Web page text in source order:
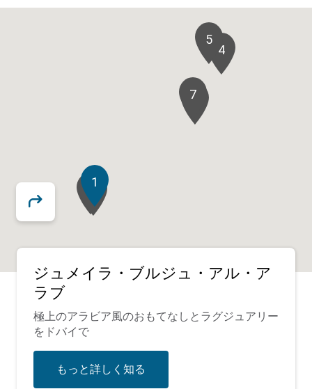
1
3
4
5
6
7
ジュメイラ・ブルジュ・アル・ア
ラブ
極上のアラビア風のおもてなしとラグジュアリー
をドバイで
もっと詳しく知る